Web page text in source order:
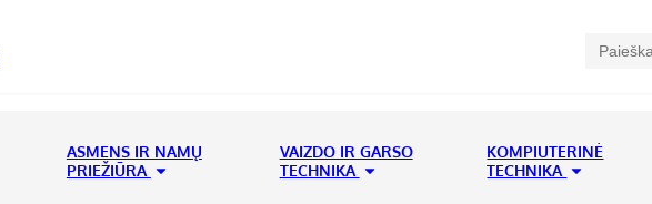
ASMENS IR NAMŲ
PRIEŽIŪRA
VAIZDO IR GARSO
TECHNIKA
KOMPIUTERINĖ
TECHNIKA